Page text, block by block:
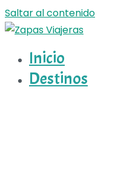
Saltar al contenido
Zapas Viajeras
Zapas Viajeras viajes y
Inicio
Destinos